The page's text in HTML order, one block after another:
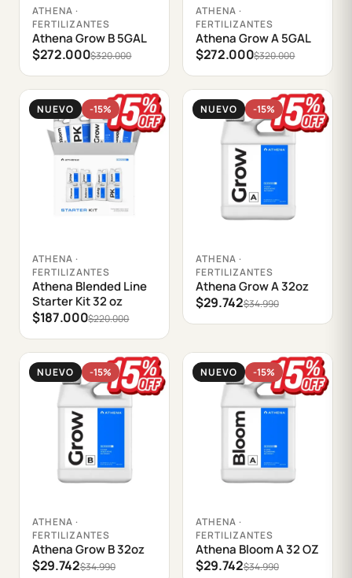
Agregar al carrito
ATHENA ·
FERTILIZANTES
Athena Grow B 5GAL
$272.000$320.000
Agregar al carrito
ATHENA ·
FERTILIZANTES
Athena Grow A 5GAL
$272.000$320.000
NUEVO -15%
Agregar al carrito
ATHENA ·
FERTILIZANTES
Athena Blended Line
Starter Kit 32 oz
$187.000$220.000
NUEVO -15%
Agregar al carrito
ATHENA ·
FERTILIZANTES
Athena Grow A 32oz
$29.742$34.990
NUEVO -15%
Agregar al carrito
ATHENA ·
FERTILIZANTES
Athena Grow B 32oz
$29.742$34.990
NUEVO -15%
Agregar al carrito
ATHENA ·
FERTILIZANTES
Athena Bloom A 32 OZ
$29.742$34.990